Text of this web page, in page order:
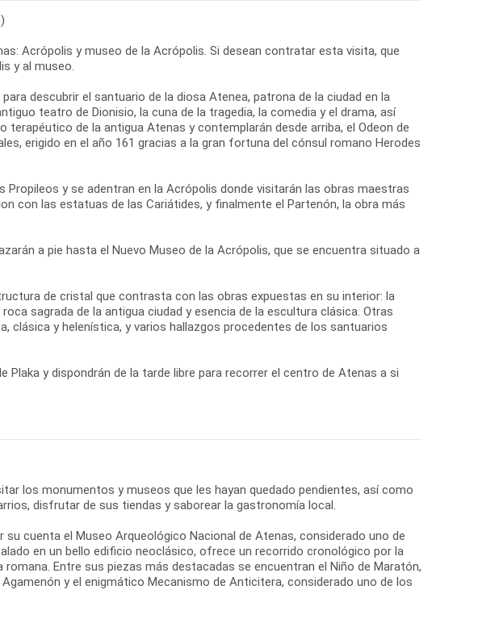
Acrópolis y museo de la Acrópolis. Si desean contratar esta visita, que
y al museo.
descubrir el santuario de la diosa Atenea, patrona de la ciudad en la
teatro de Dionisio, la cuna de la tragedia, la comedia y el drama, así
de la antigua Atenas y contemplarán desde arriba, el Odeon de
erigido en el año 161 gracias a la gran fortuna del cónsul romano Herodes
y se adentran en la Acrópolis donde visitarán las obras maestras
con las estatuas de las Cariátides, y finalmente el Partenón, la obra más
a pie hasta el Nuevo Museo de la Acrópolis, que se encuentra situado a
de cristal que contrasta con las obras expuestas en su interior: la
sagrada de la antigua ciudad y esencia de la escultura clásica. Otras
y helenística, y varios hallazgos procedentes de los santuarios
Plaka y dispondrán de la tarde libre para recorrer el centro de Atenas a si
los monumentos y museos que les hayan quedado pendientes, así como
disfrutar de sus tiendas y saborear la gastronomía local.
cuenta el Museo Arqueológico Nacional de Atenas, considerado uno de
en un bello edificio neoclásico, ofrece un recorrido cronológico por la
Entre sus piezas más destacadas se encuentran el Niño de Maratón,
y el enigmático Mecanismo de Anticitera, considerado uno de los